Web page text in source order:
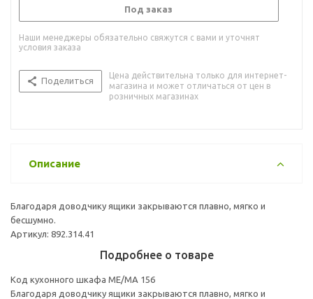
Под заказ
Наши менеджеры обязательно свяжутся с вами и уточнят
условия заказа
Поделиться
Цена действительна только для интернет-
магазина и может отличаться от цен в
розничных магазинах
Описание
Благодаря доводчику ящики закрываются плавно, мягко и
бесшумно.
Артикул: 892.314.41
Подробнее о товаре
Код кухонного шкафа ME/MA 156
Благодаря доводчику ящики закрываются плавно, мягко и